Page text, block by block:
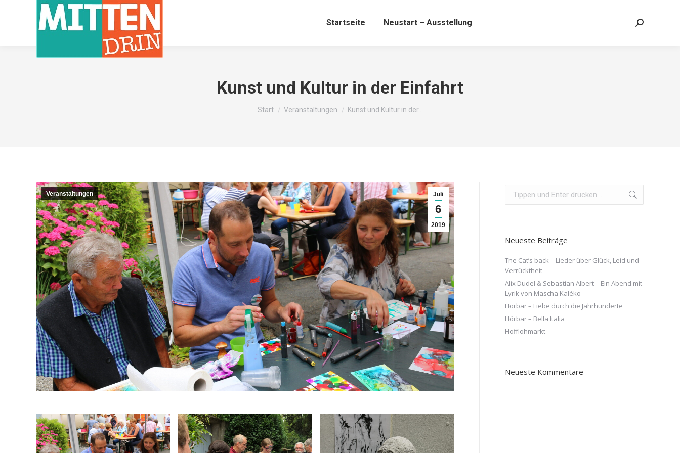
Startseite Neustart – Ausstellung
Kunst und Kultur in der Einfahrt
Sie befinden sich hier:
Start Veranstaltungen Kunst und Kultur in der…
Juli
6
2019
Veranstaltungen
Neueste Beiträge
The Cat’s back – Lieder über Glück, Leid und
Verrücktheit
Alix Dudel & Sebastian Albert – Ein Abend mit
Lyrik von Mascha Kaléko
Hörbar – Liebe durch die Jahrhunderte
Hörbar – Bella Italia
Hofflohmarkt
Neueste Kommentare